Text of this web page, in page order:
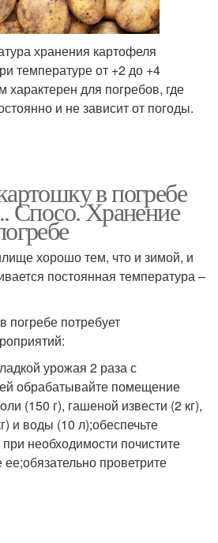
хранения картофеля
температуре от +2 до +4
характерен для погребов, где
и не зависит от погоды.
в погребе
Спосо. Хранение
хорошо тем, что и зимой, и
постоянная температура –
погребе потребует
урожая 2 раза с
обрабатывайте помещение
(150 г), гашеной извести (2 кг),
и воды (10 л);обеспечьте
необходимости почистите
проветрите